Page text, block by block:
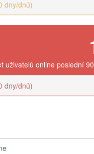
dny/dnů)
uživatelů online poslední
dny/dnů)